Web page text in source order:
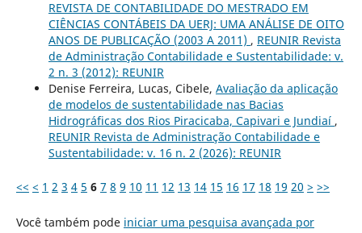
REVISTA DE CONTABILIDADE DO MESTRADO EM
CIÊNCIAS CONTÁBEIS DA UERJ: UMA ANÁLISE DE OITO
ANOS DE PUBLICAÇÃO (2003 A 2011) , REUNIR Revista
de Administração Contabilidade e Sustentabilidade: v.
2 n. 3 (2012): REUNIR
Denise Ferreira, Lucas, Cibele, Avaliação da aplicação
de modelos de sustentabilidade nas Bacias
Hidrográficas dos Rios Piracicaba, Capivari e Jundiaí ,
REUNIR Revista de Administração Contabilidade e
Sustentabilidade: v. 16 n. 2 (2026): REUNIR
<< < 1 2 3 4 5 6 7 8 9 10 11 12 13 14 15 16 17 18 19 20 > >>
Você também pode iniciar uma pesquisa avançada por